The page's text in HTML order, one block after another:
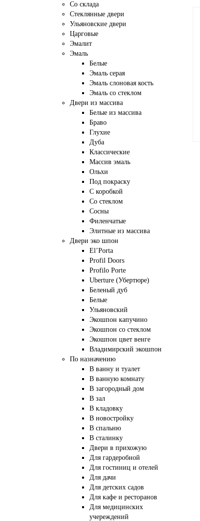
Со склада
Стеклянные двери
Ульяновские двери
Царговые
Эмалит
Эмаль
Белые
Эмаль серая
Эмаль слоновая кость
Эмаль со стеклом
Двери из массива
Белые из массива
Браво
Глухие
Дуба
Классические
Массив эмаль
Ольхи
Под покраску
С коробкой
Со стеклом
Сосны
Филенчатые
Элитные из массива
Двери эко шпон
El’Porta
Profil Doors
Profilo Porte
Uberture (Убертюре)
Беленый дуб
Белые
Ульяновский
Экошпон капучино
Экошпон со стеклом
Экошпон цвет венге
Владимирский экошпон
По назначению
В ванну и туалет
В ванную комнату
В загородный дом
В зал
В кладовку
В новостройку
В спальню
В сталинку
Двери в прихожую
Для гардеробной
Для гостиниц и отелей
Для дачи
Для детских садов
Для кафе и ресторанов
Для медицинских
учереждений